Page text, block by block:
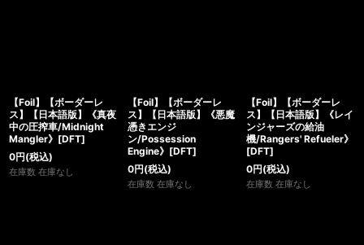
【Foil】【ボーダーレ
ス】【日本語版】《真夜
中の圧搾車/Midnight
Mangler》[DFT]
0円(税込)
在庫数 在庫なし
【Foil】【ボーダーレ
ス】【日本語版】《悪魔
憑きエンジ
ン/Possession
Engine》[DFT]
0円(税込)
在庫数 在庫なし
【Foil】【ボーダーレ
ス】【日本語版】《レイ
ンジャーズの給油
機/Rangers' Refueler》
[DFT]
0円(税込)
在庫数 在庫なし